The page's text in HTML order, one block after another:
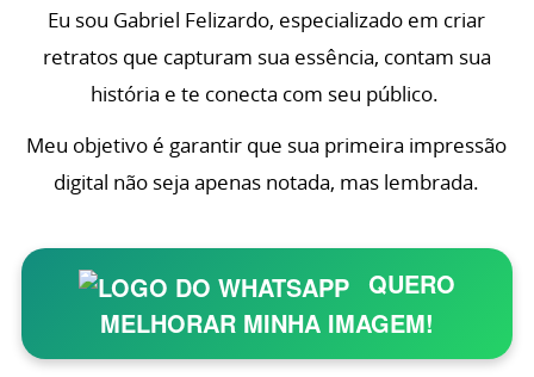
Eu sou Gabriel Felizardo, especializado em criar
retratos que capturam sua essência, contam sua
história e te conecta com seu público.
Meu objetivo é garantir que sua primeira impressão
digital não seja apenas notada, mas lembrada.
QUERO
MELHORAR MINHA IMAGEM!